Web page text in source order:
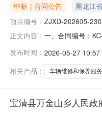
中标｜合同公告 黑龙江
项目编号： ZJXD-202605-
正文内容： 一、合同编号：
宝清县小梁子汽
发布时间： 2026-05-27 10:57
相关产品：
车辆维修和保养服务
宝清县万金山乡人民